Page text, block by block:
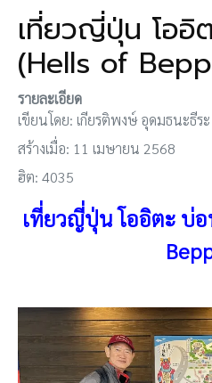
เที่ยวญี่ปุ่น โออิ
(Hells of
รายละเอียด
เขียนโดย: เกียรติพงษ์ อุดมธนะธีร
สร้างเมื่อ: 11 เมษายน 2568
ฮิต: 4035
เที่ยวญี่ปุ่น โออิตะ บ่